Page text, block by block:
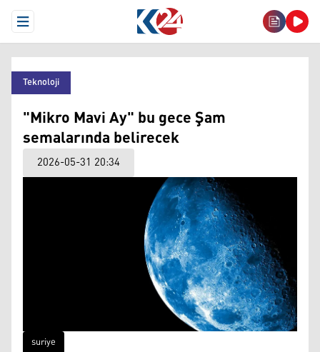
Open Menu
Teknoloji
"Mikro Mavi Ay" bu gece Şam
semalarında belirecek
2026-05-31 20:34
suriye